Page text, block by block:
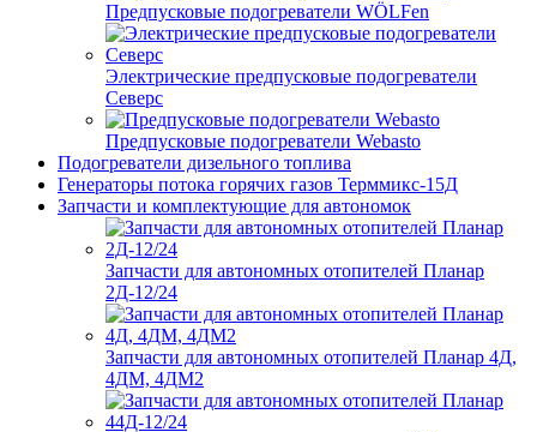
Предпусковые подогреватели WÖLFen
Электрические предпусковые подогреватели
Северс
Предпусковые подогреватели Webasto
Подогреватели дизельного топлива
Генераторы потока горячих газов Терммикс-15Д
Запчасти и комплектующие для автономок
Запчасти для автономных отопителей Планар
2Д-12/24
Запчасти для автономных отопителей Планар 4Д,
4ДМ, 4ДМ2